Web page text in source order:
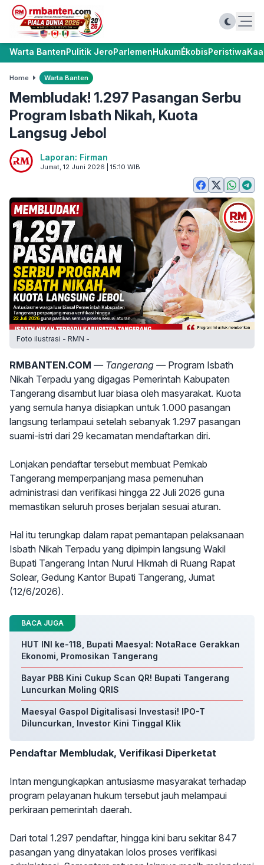
Warta BantenPulitik JeroParlemenHukumÉkobisPeristiwa
Home Warta Banten
Membludak! 1.297 Pasangan Serbu
Program Isbath Nikah, Kuota
Langsug Jebol
Laporan: Firman
Jumat, 12 Juni 2026 | 15:10 WIB
Foto ilustrasi - RMN -
RMBANTEN.COM — Tangerang —Program Isbath
Nikah Terpadu yang digagas Pemerintah Kabupaten
Tangerang disambut luar biasa oleh masyarakat. Kuota
yang semula hanya disiapkan untuk 1.000 pasangan
langsung terlampaui setelah sebanyak 1.297 pasangan
suami-istri dari 29 kecamatan mendaftarkan diri.
Lonjakan pendaftar tersebut membuat Pemkab
Tangerang memperpanjang masa pemenuhan
administrasi dan verifikasi hingga 22 Juli 2026 guna
memastikan seluruh proses berjalan sesuai aturan.
Hal itu terungkap dalam rapat pemantapan pelaksanaan
Isbath Nikah Terpadu yang dipimpin langsung Wakil
Bupati Tangerang Intan Nurul Hikmah di Ruang Rapat
Solear, Gedung Kantor Bupati Tangerang, Jumat
(12/6/2026).
BACA JUGA
HUT INI ke-118, Bupati Maesyal: NotaRace Gerakkan
Ekonomi, Promosikan Tangerang
Bayar PBB Kini Cukup Scan QR! Bupati Tangerang
Luncurkan Moling QRIS
Maesyal Gaspol Digitalisasi Investasi! IPO-T
Diluncurkan, Investor Kini Tinggal Klik
Pendaftar Membludak, Verifikasi Diperketat
Intan mengungkapkan antusiasme masyarakat terhadap
program pelayanan hukum tersebut jauh melampaui
perkiraan pemerintah daerah.
Dari total 1.297 pendaftar, hingga kini baru sekitar 847
pasangan yang dinyatakan lolos proses verifikasi